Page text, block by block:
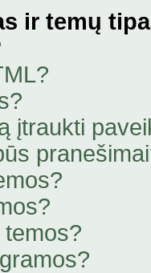
ir temų
įtraukti